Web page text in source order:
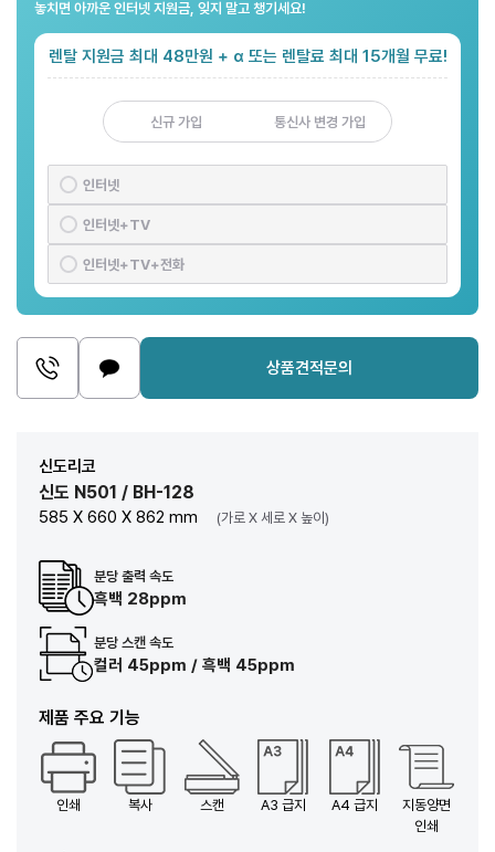
놓치면 아까운 인터넷 지원금, 잊지 말고 챙기세요!
렌탈 지원금 최대 48만원 + α 또는 렌탈료 최대 15개월 무료!
신규 가입 통신사 변경 가입
인터넷
인터넷+TV
인터넷+TV+전화
상품견적문의
신도리코
신도 N501 / BH-128
585 X 660 X 862 mm (가로 X 세로 X 높이)
분당 출력 속도
흑백 28ppm
분당 스캔 속도
컬러 45ppm / 흑백 45ppm
제품 주요 기능
인쇄 복사 스캔 A3 급지 A4 급지
지동양면
인쇄